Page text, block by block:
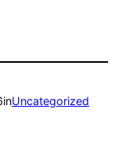
inUncategorized